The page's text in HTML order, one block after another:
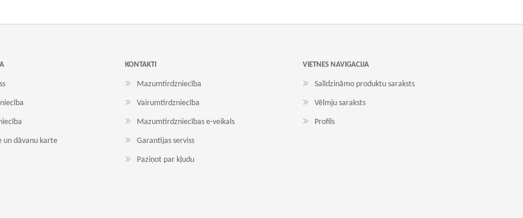
un dāvanu karte
KONTAKTI
Mazumtirdzniecība
Vairumtirdzniecība
Mazumtirdzniecības e-veikals
Garantijas serviss
Paziņot par kļudu
VIETNES NAVIGACIJA
Salīdzināmo produktu saraksts
Vēlmju saraksts
Profils